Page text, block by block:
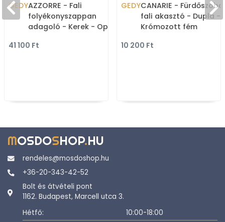
GEDYAZZORRE - Fali
folyékonyszappan
adagoló - Kerek - Opál
alumínium
41 100 Ft
GEDYCANARIE - Fürdőszobai
fali akasztó - Dupla -
Krómozott fém
10 200 Ft
MOSDOSHOP.HU
rendeles@mosdoshop.hu
+36-20-343-42-52
Bolt és átvételi pont
1162. Budapest, Marcell utca 3.
Hétfő:
10:00-18:00